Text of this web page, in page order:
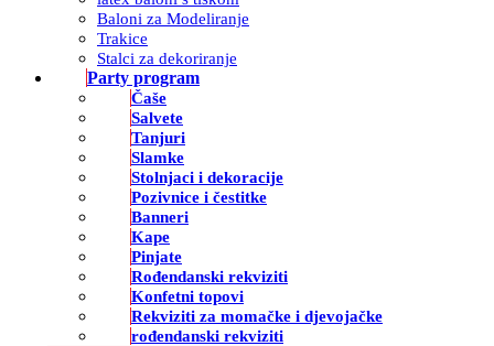
Baloni za Modeliranje
Trakice
Stalci za dekoriranje
Party program
Čaše
Salvete
Tanjuri
Slamke
Stolnjaci i dekoracije
Pozivnice i čestitke
Banneri
Kape
Pinjate
Rođendanski rekviziti
Konfetni topovi
Rekviziti za momačke i djevojačke
rođendanski rekviziti